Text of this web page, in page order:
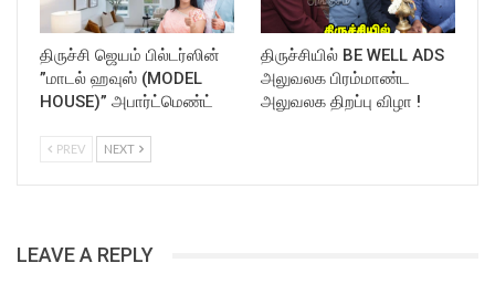
திருச்சி ஜெயம் பில்டர்ஸின்
”மாடல் ஹவுஸ் (MODEL
HOUSE)” அபார்ட்மெண்ட்
திருச்சியில் BE WELL ADS
அலுவலக பிரம்மாண்ட
அலுவலக திறப்பு விழா !
PREV NEXT
LEAVE A REPLY